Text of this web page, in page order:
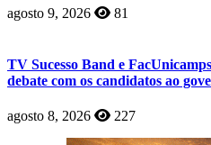
agosto 9, 2026 81
TV Sucesso Band e
debate com os candidatos ao
agosto 8, 2026 227